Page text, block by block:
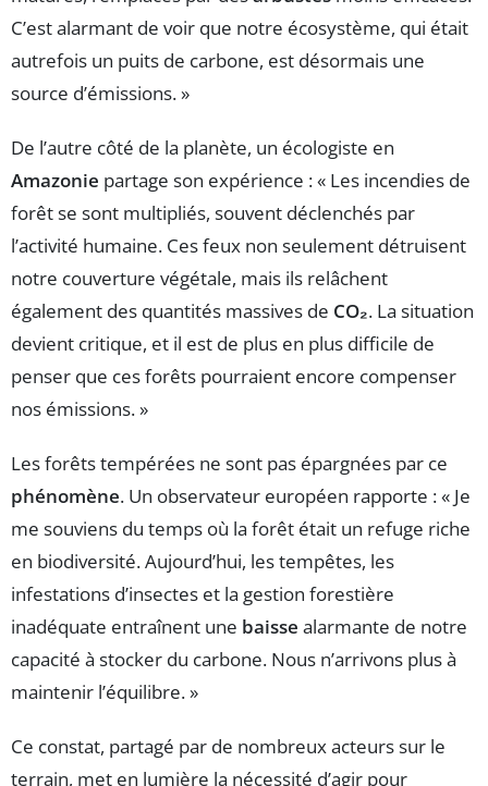
C’est alarmant de voir que notre écosystème, qui était
autrefois un puits de carbone, est désormais une
source d’émissions. »
De l’autre côté de la planète, un écologiste en
Amazonie partage son expérience : « Les incendies de
forêt se sont multipliés, souvent déclenchés par
l’activité humaine. Ces feux non seulement détruisent
notre couverture végétale, mais ils relâchent
également des quantités massives de CO₂. La situation
devient critique, et il est de plus en plus difficile de
penser que ces forêts pourraient encore compenser
nos émissions. »
Les forêts tempérées ne sont pas épargnées par ce
phénomène. Un observateur européen rapporte : « Je
me souviens du temps où la forêt était un refuge riche
en biodiversité. Aujourd’hui, les tempêtes, les
infestations d’insectes et la gestion forestière
inadéquate entraînent une baisse alarmante de notre
capacité à stocker du carbone. Nous n’arrivons plus à
maintenir l’équilibre. »
Ce constat, partagé par de nombreux acteurs sur le
terrain, met en lumière la nécessité d’agir pour